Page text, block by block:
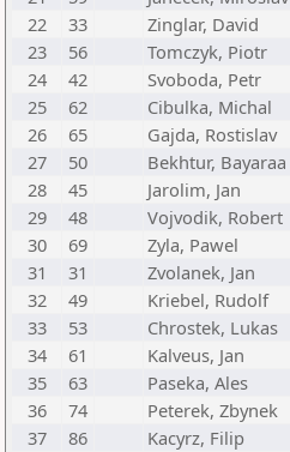
22
33 Zinglar, David
23
56 Tomczyk, Piotr
24
42 Svoboda, Petr
25
62 Cibulka, Michal
26
65 Gajda, Rostislav
27
50 Bekhtur, Bayaraa
28
45 Jarolim, Jan
29
48 Vojvodik, Robert
30
69 Zyla, Pawel
31
31 Zvolanek, Jan
32
49 Kriebel, Rudolf
33
53 Chrostek, Lukas
34
61 Kalveus, Jan
35
63 Paseka, Ales
36
74 Peterek, Zbynek
37
86 Kacyrz, Filip